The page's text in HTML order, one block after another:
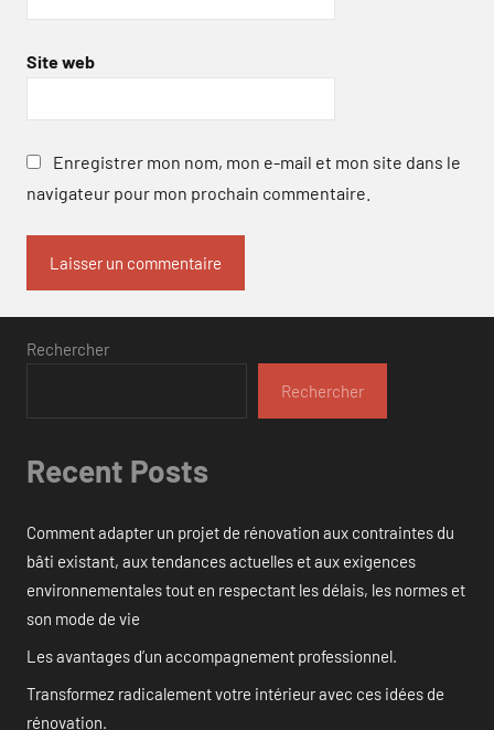
Site web
Enregistrer mon nom, mon e-mail et mon site dans le
navigateur pour mon prochain commentaire.
Rechercher
Rechercher
Recent Posts
Comment adapter un projet de rénovation aux contraintes du
bâti existant, aux tendances actuelles et aux exigences
environnementales tout en respectant les délais, les normes et
son mode de vie
Les avantages d’un accompagnement professionnel.
Transformez radicalement votre intérieur avec ces idées de
rénovation.